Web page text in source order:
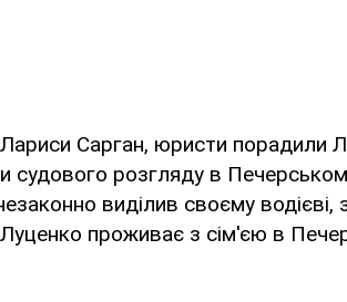
Сарган, юристи порадили
судового розгляду в
виділив своєму водієві,
проживає з сім'єю в